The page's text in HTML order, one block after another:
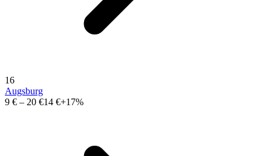
16
Augsburg
9 € – 20 €14 €+17%